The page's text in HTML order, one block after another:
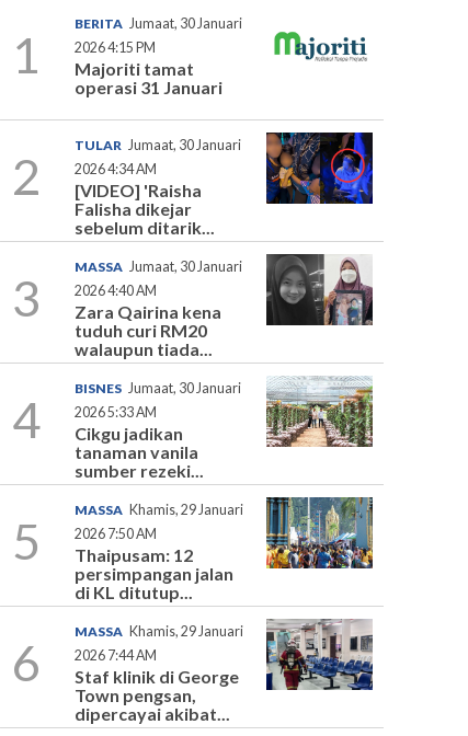
1
BERITA Jumaat, 30 Januari
2026 4:15 PM
Majoriti tamat
operasi 31 Januari
2
TULAR Jumaat, 30 Januari
2026 4:34 AM
[VIDEO] 'Raisha
Falisha dikejar
sebelum ditarik...
3
MASSA Jumaat, 30 Januari
2026 4:40 AM
Zara Qairina kena
tuduh curi RM20
walaupun tiada...
4
BISNES Jumaat, 30 Januari
2026 5:33 AM
Cikgu jadikan
tanaman vanila
sumber rezeki...
5
MASSA Khamis, 29 Januari
2026 7:50 AM
Thaipusam: 12
persimpangan jalan
di KL ditutup...
6
MASSA Khamis, 29 Januari
2026 7:44 AM
Staf klinik di George
Town pengsan,
dipercayai akibat...